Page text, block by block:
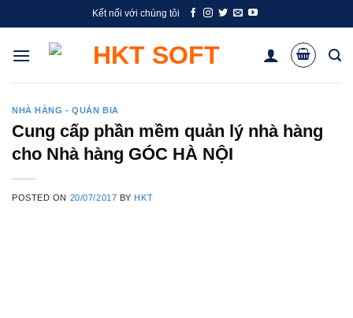
to
content
Kết nối với chúng tôi
NHÀ HÀNG - QUÁN BIA
Cung cấp phần mềm quản lý nhà hàng
cho Nhà hàng GÓC HÀ NỘI
POSTED ON 20/07/2017 BY HKT